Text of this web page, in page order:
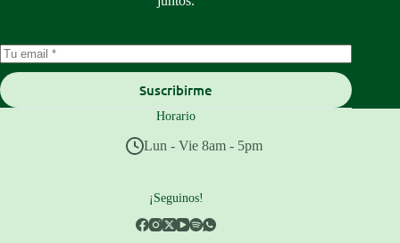
Suscribirme
Horario
Lun - Vie 8am - 5pm
¡Seguinos!